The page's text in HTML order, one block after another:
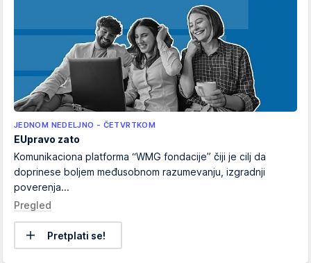
JEDNOM NEDELJNO - ČETVRTKOM
EUpravo zato
Komunikaciona platforma “WMG fondacije” čiji je cilj da
doprinese boljem međusobnom razumevanju, izgradnji
poverenja...
Pregled
Pretplati se!